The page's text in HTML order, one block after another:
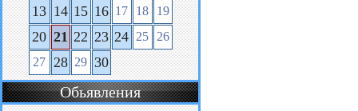
13 14 15 16 17 18 19
20 21 22 23 24 25
26
27 28 29 30
Обьявления